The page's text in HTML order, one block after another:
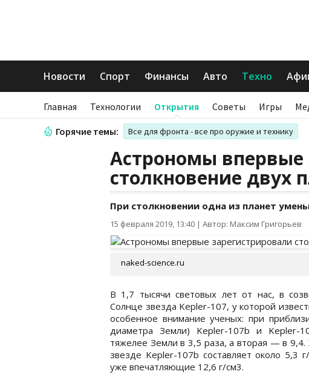
Новости Спорт Финансы Авто Техно
Главная Технологии Открытия Советы Игры
Горячие темы: Все для фронта - все про оружие и технику
Астрономы впервые
столкновение двух
При столкновении одна из планет
15 февраля 2019, 13:40 | Автор: Максим Григорьев
naked-science.ru
В 1,7 тысячи световых лет от нас, в
Солнце звезда Kepler-107, у которой
особенное внимание ученых: при
диаметра Земли) Kepler-107b и Kepler-
тяжелее Земли в 3,5 раза, а вторая — в
звезде Kepler-107b составляет около
уже впечатляющие 12,6 г/см3.